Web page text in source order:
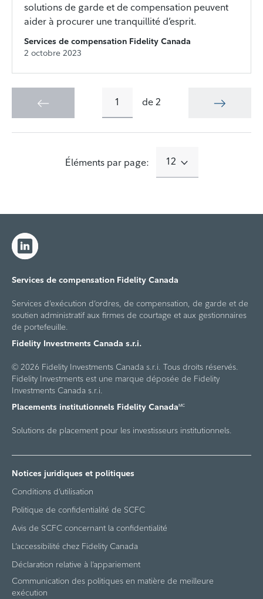
solutions de garde et de compensation peuvent
aider à procurer une tranquillité d’esprit.
Services de compensation Fidelity Canada
2 octobre 2023
Éléments par page: 12
de 2
Services de compensation Fidelity Canada
Services d’exécution d’ordres, de compensation, de garde et de
soutien administratif aux firmes de courtage et aux gestionnaires
de portefeuille.
Fidelity Investments Canada s.r.i.
© 2026 Fidelity Investments Canada s.r.i. Tous droits réservés.
Fidelity Investments est une marque déposée de Fidelity
Investments Canada s.r.i.
Placements institutionnels Fidelity CanadaMC
Solutions de placement pour les investisseurs institutionnels.
Notices juridiques et politiques
Conditions d’utilisation
Politique de confidentialité de SCFC
Avis de SCFC concernant la confidentialité
L’accessibilité chez Fidelity Canada
Déclaration relative à l’appariement
Communication des politiques en matière de meilleure
exécution